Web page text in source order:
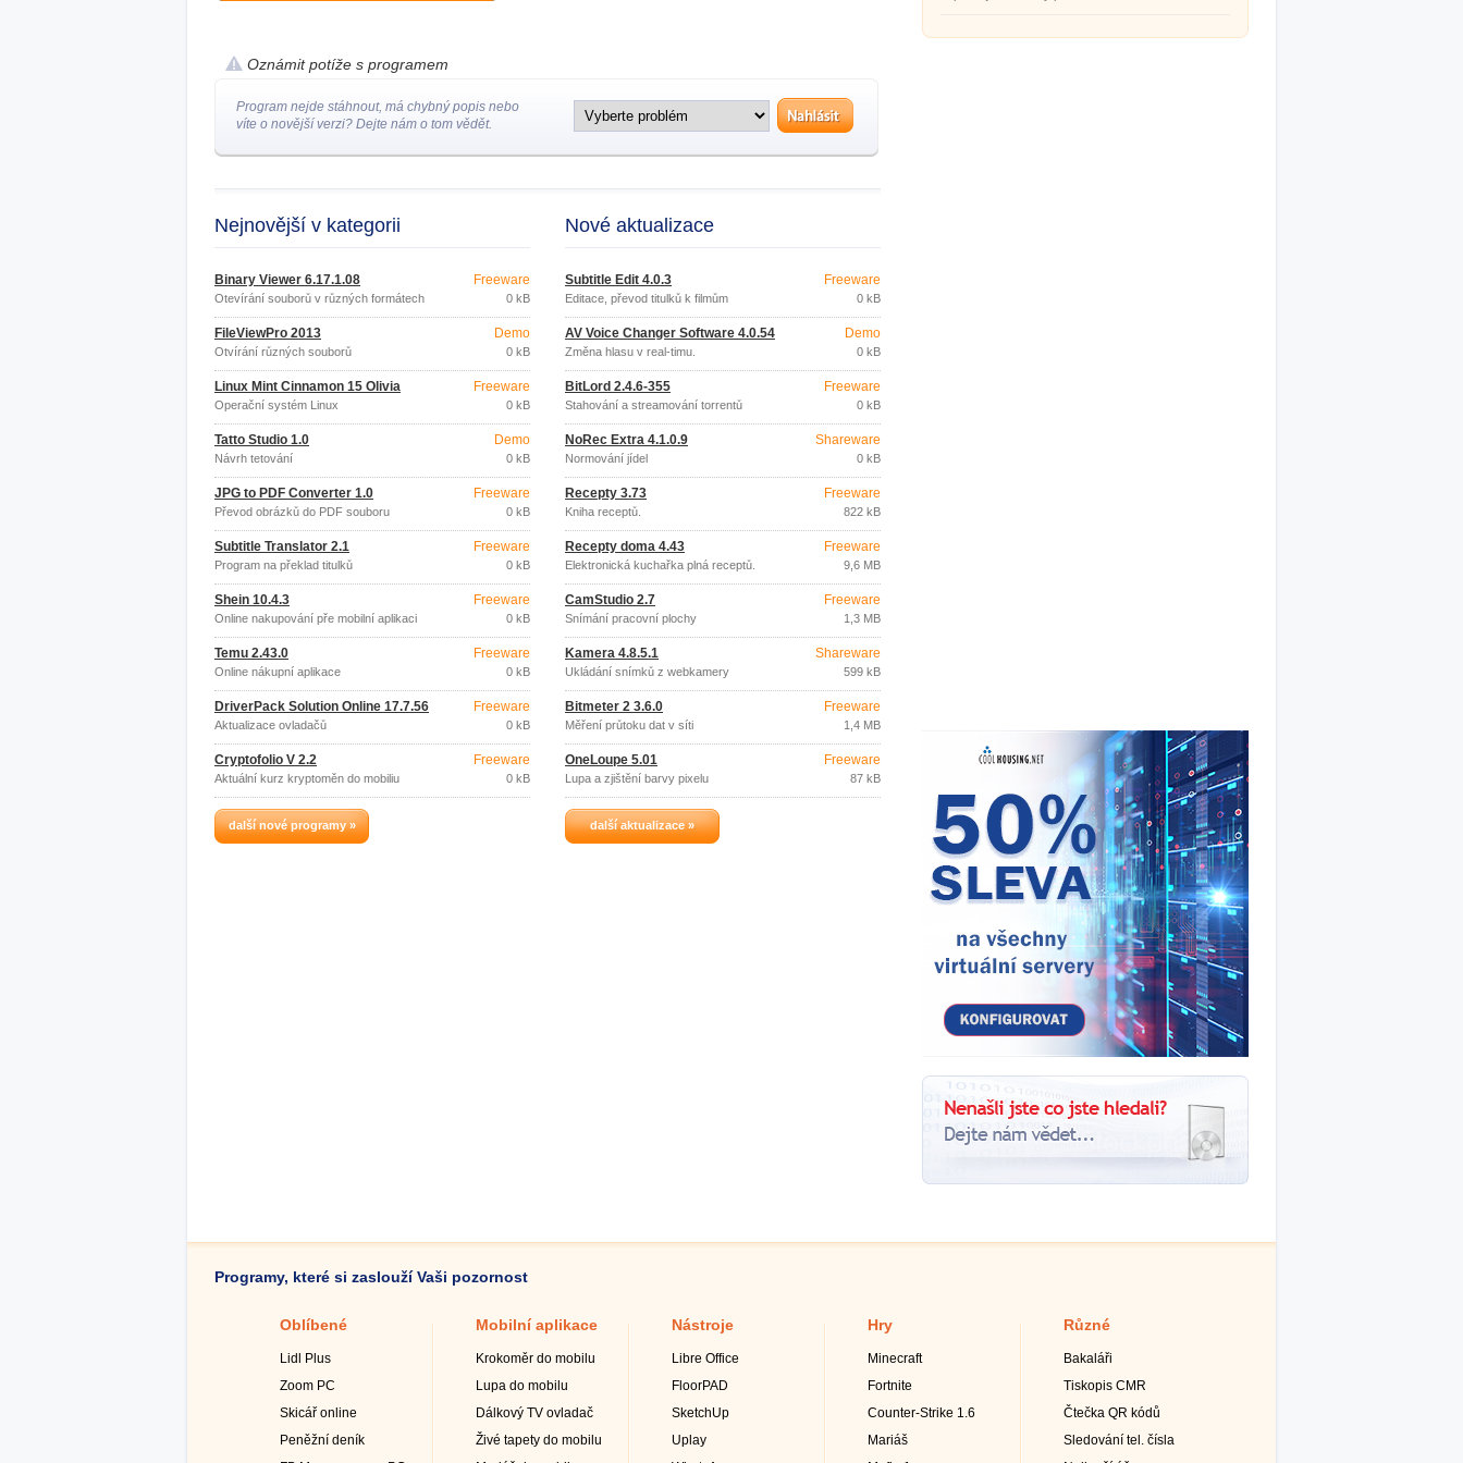
Oznámit potíže s programem
Program nejde stáhnout, má chybný popis nebo
víte o novější verzi? Dejte nám o tom vědět.
Nejnovější v kategorii
Binary Viewer 6.17.1.08
Otevírání souborů v různých formátech
Freeware
0 kB
FileViewPro 2013
Otvírání různých souborů
Demo
0 kB
Linux Mint Cinnamon 15 Olivia
Operační systém Linux
Freeware
0 kB
Tatto Studio 1.0
Návrh tetování
Demo
0 kB
JPG to PDF Converter 1.0
Převod obrázků do PDF souboru
Freeware
0 kB
Subtitle Translator 2.1
Program na překlad titulků
Freeware
0 kB
Shein 10.4.3
Online nakupování pře mobilní aplikaci
Freeware
0 kB
Temu 2.43.0
Online nákupní aplikace
Freeware
0 kB
DriverPack Solution Online 17.7.56
Aktualizace ovladačů
Freeware
0 kB
Cryptofolio V 2.2
Aktuální kurz kryptoměn do mobiliu
Freeware
0 kB
další nové programy »
Nové aktualizace
Subtitle Edit 4.0.3
Editace, převod titulků k filmům
Freeware
0 kB
AV Voice Changer Software 4.0.54
Změna hlasu v real-timu.
Demo
0 kB
BitLord 2.4.6-355
Stahování a streamování torrentů
Freeware
0 kB
NoRec Extra 4.1.0.9
Normování jídel
Shareware
0 kB
Recepty 3.73
Kniha receptů.
Freeware
822 kB
Recepty doma 4.43
Elektronická kuchařka plná receptů.
Freeware
9,6 MB
CamStudio 2.7
Snímání pracovní plochy
Freeware
1,3 MB
Kamera 4.8.5.1
Ukládání snímků z webkamery
Shareware
599 kB
Bitmeter 2 3.6.0
Měření průtoku dat v síti
Freeware
1,4 MB
OneLoupe 5.01
Lupa a zjištění barvy pixelu
Freeware
87 kB
další aktualizace »
Programy, které si zaslouží Vaši pozornost
Oblíbené
Lidl Plus
Zoom PC
Skicář online
Peněžní deník
Mobilní aplikace
Krokoměr do mobilu
Lupa do mobilu
Dálkový TV ovladač
Živé tapety do mobilu
Nástroje
Libre Office
FloorPAD
SketchUp
Uplay
Hry
Minecraft
Fortnite
Counter-Strike 1.6
Mariáš
Různé
Bakaláři
Tiskopis CMR
Čtečka QR kódů
Sledování tel. čísla